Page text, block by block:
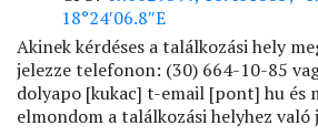
18°24′06.8″E
Akinek kérdéses a találkozási hely
jelezze telefonon: (30) 664-10-85
dolyapo [kukac] t-email [pont] hu és
elmondom a találkozási helyhez